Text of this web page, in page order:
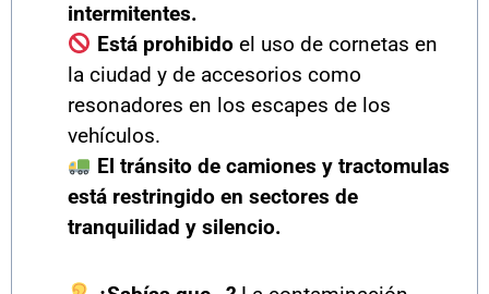
intermitentes.
Está prohibido el uso de cornetas en
la ciudad y de accesorios como
resonadores en los escapes de los
vehículos.
El tránsito de camiones y tractomulas
está restringido en sectores de
tranquilidad y silencio.